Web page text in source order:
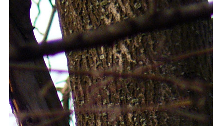
Каталог
Инфо
Гороскоп